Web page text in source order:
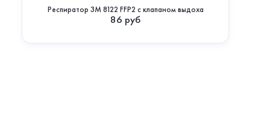
Респиратор 3М 8122 FFP2 с клапаном выдоха
86 руб